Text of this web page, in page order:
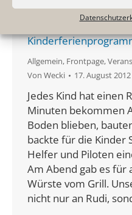
Allgemein, Frontpage,
Von Wecki 17. August 2012
Jedes Kind hat einen
Minuten bekommen
Boden blieben,
backte für die Kinder
Helfer und Piloten
Am Abend gab es für
Würste vom Grill.
nicht nur an Rudi,